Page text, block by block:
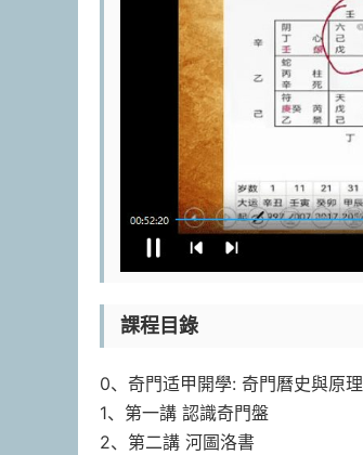
課程目錄
0、奇門适甲開學: 奇門曆史與原理
1、第一講 認識奇門盤
2、第二講 河圖洛書